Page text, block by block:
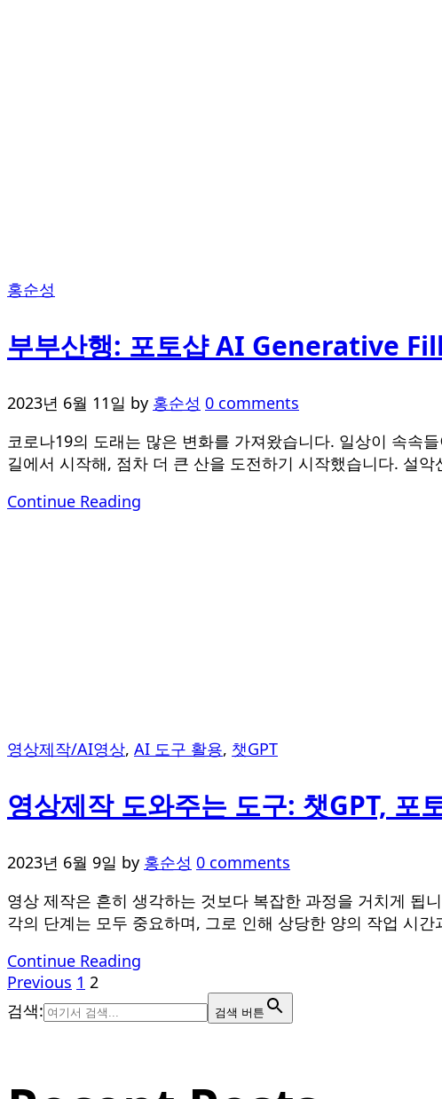
홍순성
부부산행: 포토샵 AI Generative
2023년 6월 11일 by 홍순성 0 comments
코로나19의 도래는 많은 변화를 가져왔습니다. 일상이 속속
길에서 시작해, 점차 더 큰 산을 도전하기 시작했습니다. 설
Continue Reading
영상제작/AI영상, AI 도구 활용, 챗GPT
영상제작 도와주는 도구: 챗GPT,
2023년 6월 9일 by 홍순성 0 comments
영상 제작은 흔히 생각하는 것보다 복잡한 과정을 거치게 됩
각의 단계는 모두 중요하며, 그로 인해 상당한 양의 작업 시
Continue Reading
Previous 1 2
검색:
검색 버튼